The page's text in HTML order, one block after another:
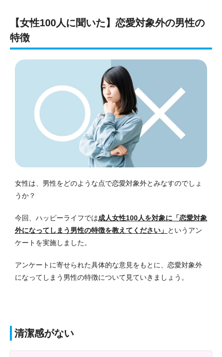
【女性100人に聞いた】恋愛対象外の男性の
特徴
女性は、男性をどのような点で恋愛対象外とみなすのでしょ
うか？
今回、ハッピーライフでは成人女性100人を対象に「恋愛対象
外になってしまう男性の特徴を教えてください」 というアン
ケートを実施しました。
アンケートに寄せられた具体的な意見をもとに、恋愛対象外
になってしまう男性の特徴について見ていきましょう。
清潔感がない